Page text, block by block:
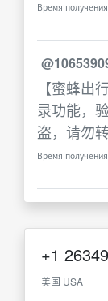
Время
【蜜蜂出
录功能，
盗，请勿
Время
+1
美国 USA